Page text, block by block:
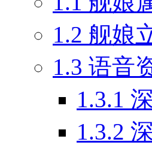
1.2 舰娘
1.3 语音
1.3.1
1.3.2